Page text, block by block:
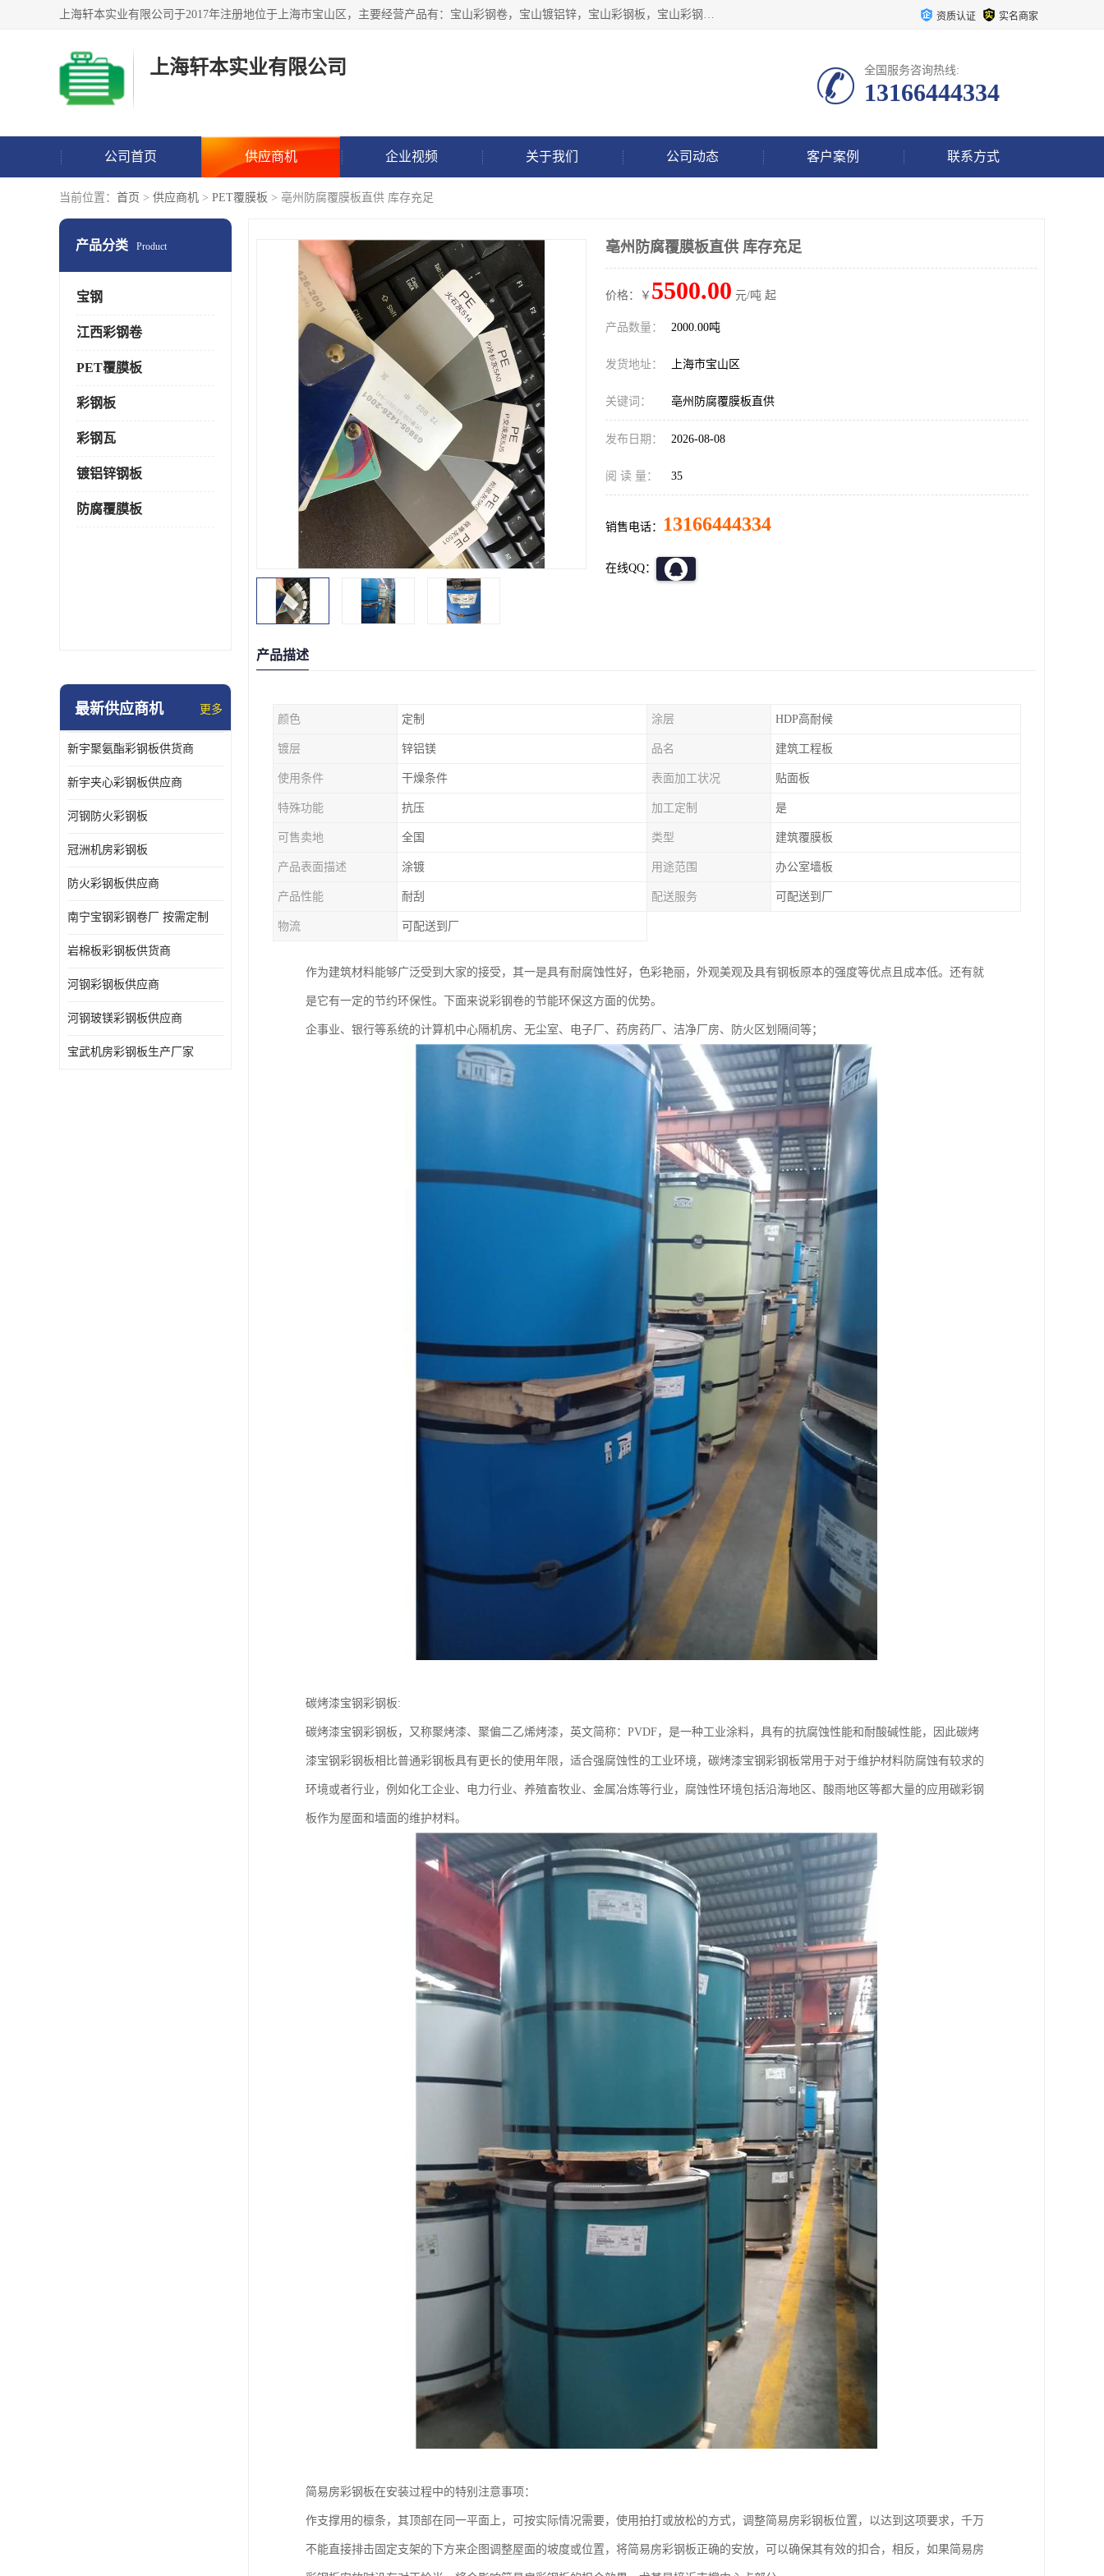
上海轩本实业有限公司于2017年注册地位于上海市宝山区，主要经营产品有：宝山彩钢卷，宝山镀铝锌，宝山彩钢板，宝山彩钢瓦等产品的生产和销售。 资质认证 实名商家
上海轩本实业有限公司 全国服务咨询热线:
13166444334
公司首页 供应商机 企业视频 关于我们 公司动态 客户案例 联系方式
当前位置： 首页 > 供应商机 > PET覆膜板 > 亳州防腐覆膜板直供 库存充足
产品分类 Product
宝钢
江西彩钢卷
PET覆膜板
彩钢板
彩钢瓦
镀铝锌钢板
防腐覆膜板
最新供应商机 更多
新宇聚氨酯彩钢板供货商
新宇夹心彩钢板供应商
河钢防火彩钢板
冠洲机房彩钢板
防火彩钢板供应商
南宁宝钢彩钢卷厂 按需定制
岩棉板彩钢板供货商
河钢彩钢板供应商
河钢玻镁彩钢板供应商
宝武机房彩钢板生产厂家
亳州防腐覆膜板直供 库存充足
价格：￥ 5500.00 元/吨 起
产品数量： 2000.00吨
发货地址： 上海市宝山区
关键词： 亳州防腐覆膜板直供
发布日期： 2026-08-08
阅 读 量： 35
销售电话： 13166444334
在线QQ：
产品描述
颜色 定制 涂层 HDP高耐候
镀层 锌铝镁 品名 建筑工程板
使用条件 干燥条件 表面加工状况 贴面板
特殊功能 抗压 加工定制 是
可售卖地 全国 类型 建筑覆膜板
产品表面描述 涂镀 用途范围 办公室墙板
产品性能 耐刮 配送服务 可配送到厂
物流 可配送到厂
作为建筑材料能够广泛受到大家的接受，其一是具有耐腐蚀性好，色彩艳丽，外观美观及具有钢板原本的强度等优点且成本低。还有就
是它有一定的节约环保性。下面来说彩钢卷的节能环保这方面的优势。
企事业、银行等系统的计算机中心隔机房、无尘室、电子厂、药房药厂、洁净厂房、防火区划隔间等；
碳烤漆宝钢彩钢板:
碳烤漆宝钢彩钢板，又称聚烤漆、聚偏二乙烯烤漆，英文简称：PVDF，是一种工业涂料，具有的抗腐蚀性能和耐酸碱性能，因此碳烤
漆宝钢彩钢板相比普通彩钢板具有更长的使用年限，适合强腐蚀性的工业环境，碳烤漆宝钢彩钢板常用于对于维护材料防腐蚀有较求的
环境或者行业，例如化工企业、电力行业、养殖畜牧业、金属冶炼等行业，腐蚀性环境包括沿海地区、酸雨地区等都大量的应用碳彩钢
板作为屋面和墙面的维护材料。
简易房彩钢板在安装过程中的特别注意事项：
作支撑用的檩条，其顶部在同一平面上，可按实际情况需要，使用拍打或放松的方式，调整简易房彩钢板位置，以达到这项要求，千万
不能直接排击固定支架的下方来企图调整屋面的坡度或位置，将简易房彩钢板正确的安放，可以确保其有效的扣合，相反，如果简易房